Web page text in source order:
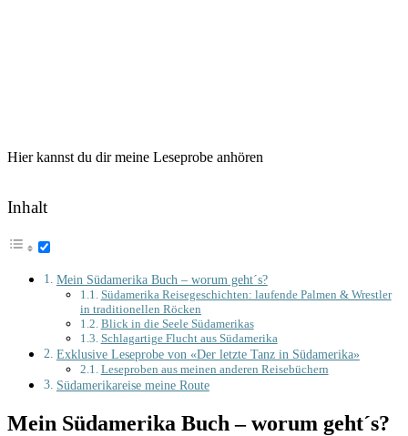
Hier kannst du dir meine Leseprobe anhören
Inhalt
Mein Südamerika Buch – worum geht´s?
Südamerika Reisegeschichten: laufende Palmen & Wrestler
in traditionellen Röcken
Blick in die Seele Südamerikas
Schlagartige Flucht aus Südamerika
Exklusive Leseprobe von «Der letzte Tanz in Südamerika»
Leseproben aus meinen anderen Reisebüchern
Südamerikareise meine Route
Mein Südamerika Buch – worum geht´s?